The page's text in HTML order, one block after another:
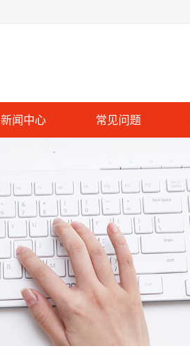
新闻中心 常见问题